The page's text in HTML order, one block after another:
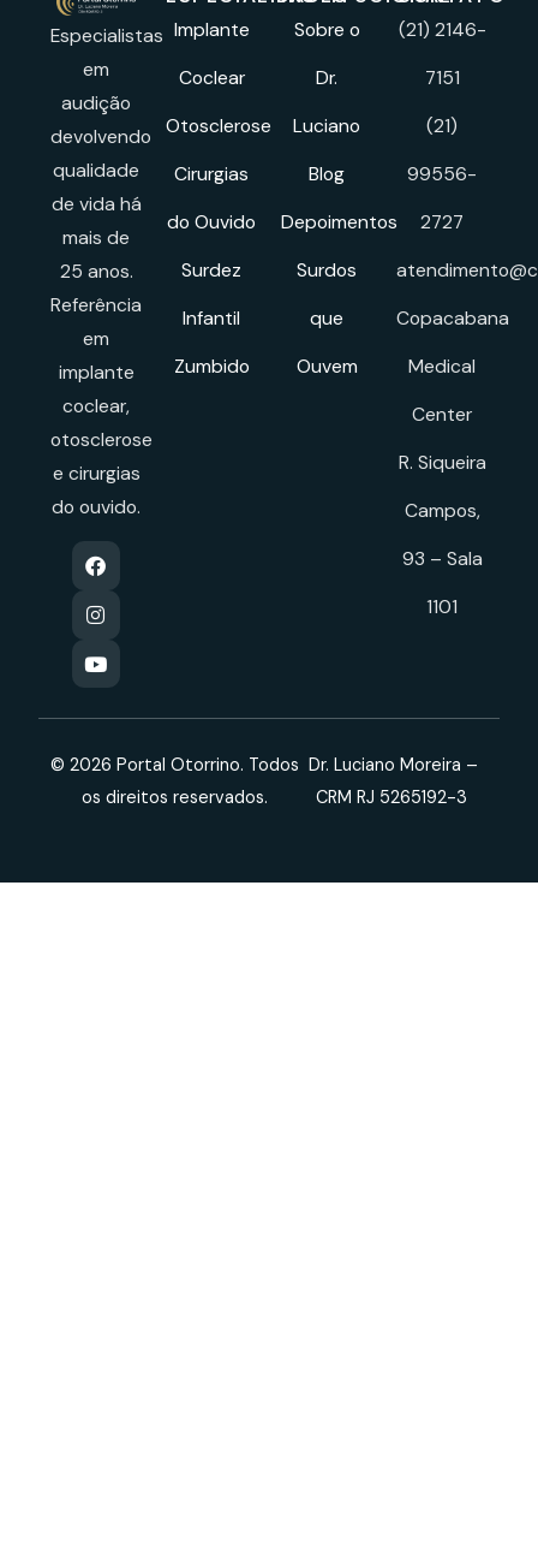
Especialistas
em
audição
devolvendo
qualidade
de vida há
mais de
25 anos.
Referência
em
implante
coclear,
otosclerose
e cirurgias
do ouvido.
Implante
Coclear
Otosclerose
Cirurgias
do Ouvido
Surdez
Infantil
Zumbido
Sobre o
Dr.
Luciano
Blog
Depoimentos
Surdos
que
Ouvem
(21) 2146-
7151
(21)
99556-
2727
Copacabana
Medical
Center
R. Siqueira
Campos,
93 – Sala
1101
© 2026 Portal Otorrino. Todos
os direitos reservados.
Dr. Luciano Moreira –
CRM RJ 5265192-3